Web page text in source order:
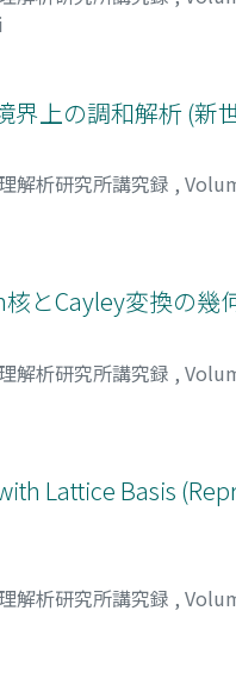
界上の調和解析 (新
解析研究所講究録 ,
とCayley変換の
解析研究所講究録 ,
Lattice Basis
解析研究所講究録 ,